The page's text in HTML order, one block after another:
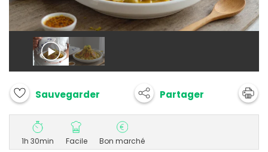
Sauvegarder Partager
1h 30min Facile Bon marché